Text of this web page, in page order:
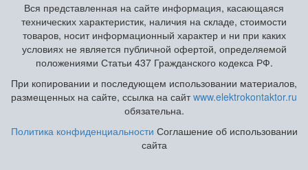
Вся представленная на сайте информация, касающаяся
технических характеристик, наличия на складе, стоимости
товаров, носит информационный характер и ни при каких
условиях не является публичной офертой, определяемой
положениями Статьи 437 Гражданского кодекса РФ.
При копировании и последующем использовании материалов,
размещенных на сайте, ссылка на сайтwww.elektrokontaktor.ru
обязательна.
Политика конфиденциальности Соглашение об использовании
сайта